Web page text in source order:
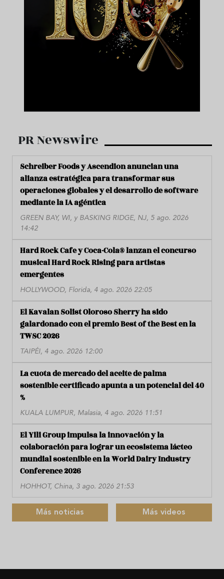
PR Newswire
Schreiber Foods y Ascendion anuncian una
alianza estratégica para transformar sus
operaciones globales y el desarrollo de software
mediante la IA agéntica
GREEN BAY, WI, y BASKING RIDGE, NJ, 5 ago. 2026
14:42
Hard Rock Cafe y Coca-Cola® lanzan el concurso
musical Hard Rock Rising para artistas
emergentes
HOLLYWOOD, Florida, 4 ago. 2026 22:05
El Kavalan Solist Oloroso Sherry ha sido
galardonado con el premio Best of the Best en la
TWSC 2026
TAIPÉI, 4 ago. 2026 12:00
La cuota de mercado del aceite de palma
sostenible certificado apunta a un potencial del 40
%
KUALA LUMPUR, Malasia, 4 ago. 2026 11:51
El Yili Group impulsa la innovación y la
colaboración para lograr un ecosistema lácteo
mundial sostenible en la World Dairy Industry
Conference 2026
HOHHOT, China, 3 ago. 2026 21:53
Más noticias Más videos